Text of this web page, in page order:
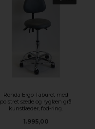
Ronda Ergo Taburet med
polstret sæde og ryglæn grå
kunstlæder, fod-ring.
1.995,00